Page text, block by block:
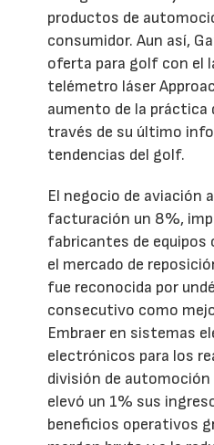
productos de
consumidor. Aun así,
oferta para golf con el
telémetro láser
aumento de la práctica
través de su último
tendencias del golf.
El negocio de aviación
facturación un 8%,
fabricantes de equipos
el mercado de
fue reconocida por
consecutivo como
Embraer en sistemas
electrónicos para los
división de automoción
elevó un 1% sus
beneficios operativos